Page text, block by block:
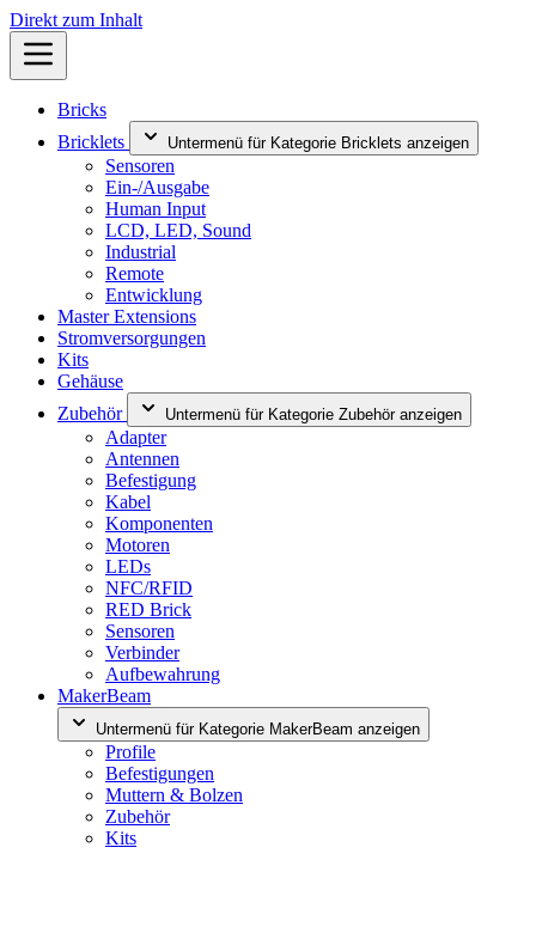
Direkt zum Inhalt
Bricks
Bricklets
Untermenü für Kategorie Bricklets anzeigen
Sensoren
Ein-/Ausgabe
Human Input
LCD, LED, Sound
Industrial
Remote
Entwicklung
Master Extensions
Stromversorgungen
Kits
Gehäuse
Zubehör
Untermenü für Kategorie Zubehör anzeigen
Adapter
Antennen
Befestigung
Kabel
Komponenten
Motoren
LEDs
NFC/RFID
RED Brick
Sensoren
Verbinder
Aufbewahrung
MakerBeam
Untermenü für Kategorie MakerBeam anzeigen
Profile
Befestigungen
Muttern & Bolzen
Zubehör
Kits